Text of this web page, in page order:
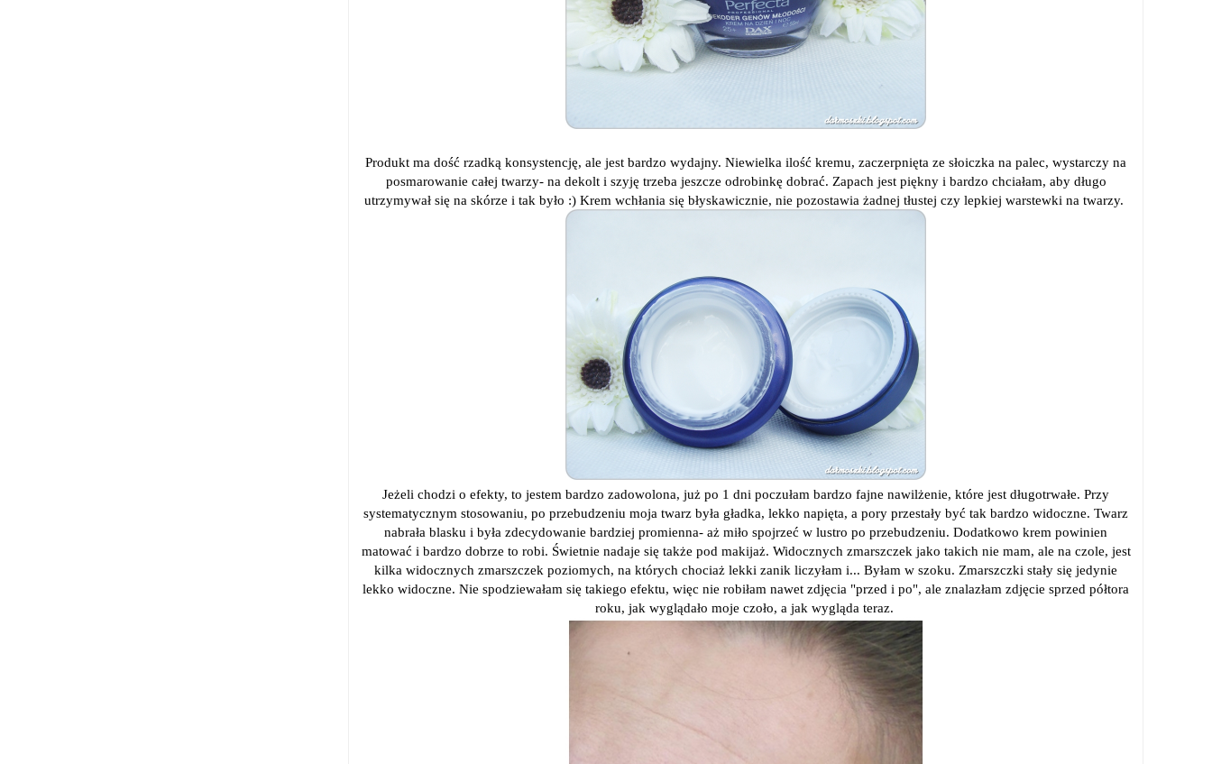
Produkt ma dość rzadką konsystencję, ale jest bardzo wydajny. Niewielka ilość kremu, zaczerpnięta ze słoiczka na palec, wystarczy na
posmarowanie całej twarzy- na dekolt i szyję trzeba jeszcze odrobinkę dobrać. Zapach jest piękny i bardzo chciałam, aby długo
utrzymywał się na skórze i tak było :) Krem wchłania się błyskawicznie, nie pozostawia żadnej tłustej czy lepkiej warstewki na twarzy.
Jeżeli chodzi o efekty, to jestem bardzo zadowolona, już po 1 dni poczułam bardzo fajne nawilżenie, które jest długotrwałe. Przy
systematycznym stosowaniu, po przebudzeniu moja twarz była gładka, lekko napięta, a pory przestały być tak bardzo widoczne. Twarz
nabrała blasku i była zdecydowanie bardziej promienna- aż miło spojrzeć w lustro po przebudzeniu. Dodatkowo krem powinien
matować i bardzo dobrze to robi. Świetnie nadaje się także pod makijaż. Widocznych zmarszczek jako takich nie mam, ale na czole, jest
kilka widocznych zmarszczek poziomych, na których chociaż lekki zanik liczyłam i... Byłam w szoku. Zmarszczki stały się jedynie
lekko widoczne. Nie spodziewałam się takiego efektu, więc nie robiłam nawet zdjęcia "przed i po", ale znalazłam zdjęcie sprzed półtora
roku, jak wyglądało moje czoło, a jak wygląda teraz.